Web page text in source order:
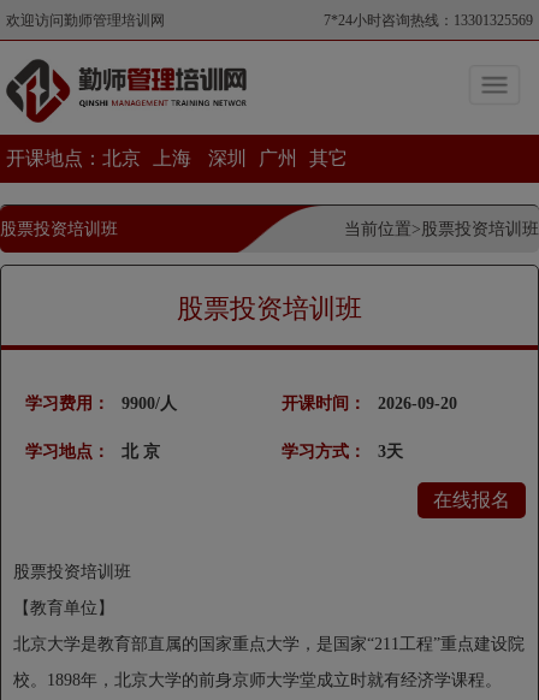
欢迎访问勤师管理培训网 7*24小时咨询热线：13301325569
开课地点： 北京 上海 深圳 广州 其它
股票投资培训班 当前位置>股票投资培训班
股票投资培训班
学习费用： 9900/人
学习地点： 北 京
开课时间： 2026-09-20
学习方式： 3天
在线报名
股票投资培训班
【教育单位】
北京大学是教育部直属的国家重点大学，是国家“211工程”重点建设院
校。1898年，北京大学的前身京师大学堂成立时就有经济学课程。